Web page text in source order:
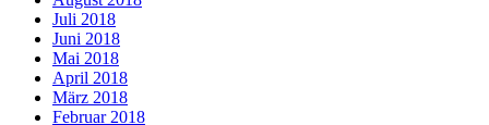
Juli 2018
Juni 2018
Mai 2018
April 2018
März 2018
Februar 2018